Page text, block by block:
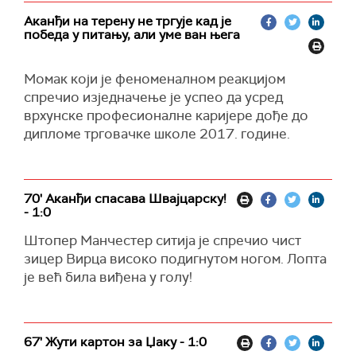
Аканђи на терену не тргује кад је
победа у питању, али уме ван њега
Момак који је феноменалном реакцијом
спречио изједначење је успео да усред
врхунске професионалне каријере дође до
дипломе трговачке школе 2017. године.
70' Аканђи спасава Швајцарску!
- 1:0
Штопер Манчестер ситија је спречио чист
зицер Вирца високо подигнутом ногом. Лопта
је већ била виђена у голу!
67' Жути картон за Џаку - 1:0